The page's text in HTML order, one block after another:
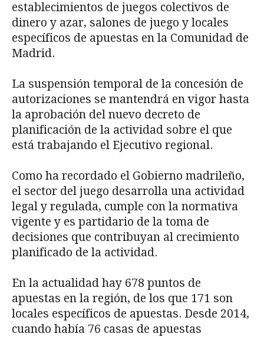
establecimientos de juegos colectivos de
dinero y azar, salones de juego y locales
específicos de apuestas en la Comunidad de
Madrid.
La suspensión temporal de la concesión de
autorizaciones se mantendrá en vigor hasta
la aprobación del nuevo decreto de
planificación de la actividad sobre el que
está trabajando el Ejecutivo regional.
Como ha recordado el Gobierno madrileño,
el sector del juego desarrolla una actividad
legal y regulada, cumple con la normativa
vigente y es partidario de la toma de
decisiones que contribuyan al crecimiento
planificado de la actividad.
En la actualidad hay 678 puntos de
apuestas en la región, de los que 171 son
locales específicos de apuestas. Desde 2014,
cuando había 76 casas de apuestas